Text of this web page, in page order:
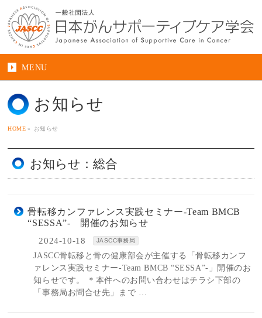
MENU
お知らせ
HOME » お知らせ
お知らせ：総合
骨転移カンファレンス実践セミナー-Team BMCB
“SESSA”- 開催のお知らせ
2024-10-18 JASCC事務局
JASCC骨転移と骨の健康部会が主催する「骨転移カンフ
ァレンス実践セミナー-Team BMCB “SESSA”-」開催のお
知らせです。 ＊本件へのお問い合わせはチラシ下部の
「事務局お問合せ先」まで …